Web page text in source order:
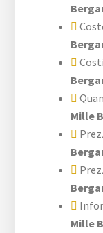
Mille
Mille